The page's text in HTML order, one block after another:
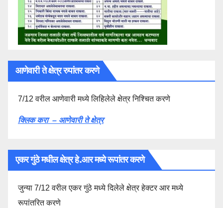
आणेवारी ते क्षेत्र रुपांतर करणे
7/12 वरील आणेवारी मध्ये लिहिलेले क्षेत्र निश्चित करणे
क्लिक करा – आणेवारी ते क्षेत्र
एकर गुंठे मधील क्षेत्र हे.आर मध्ये रूपांतर करणे
जुन्या 7/12 वरील एकर गुंठे मध्ये दिलेले क्षेत्र हेक्टर आर मध्ये
रूपांतरित करणे